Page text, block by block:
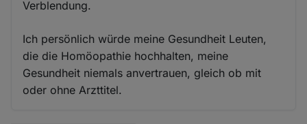
Verblendung.
Ich persönlich würde meine Gesundheit Leuten,
die die Homöopathie hochhalten, meine
Gesundheit niemals anvertrauen, gleich ob mit
oder ohne Arzttitel.